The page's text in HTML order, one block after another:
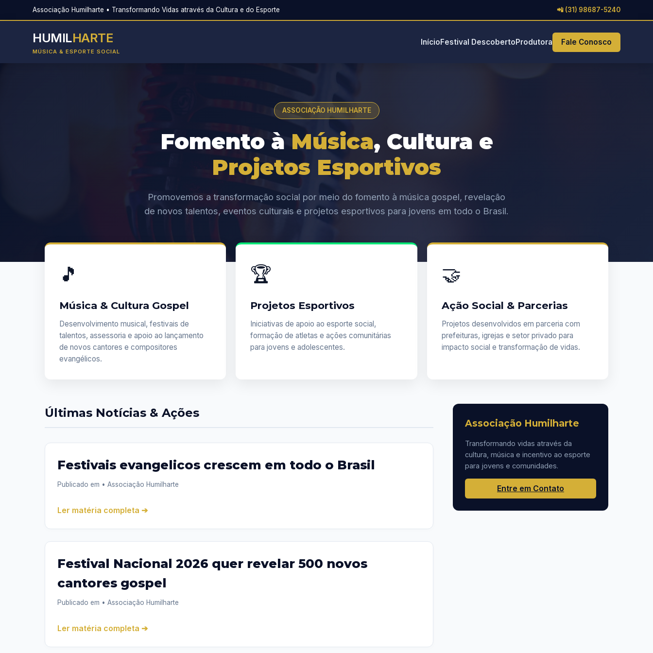
Associação Humilharte • Transformando Vidas através da Cultura e do Esporte 📲 (31) 98687-5240
HUMILHARTE
MÚSICA & ESPORTE SOCIAL
InícioFestival DescobertoProdutora Fale Conosco
ASSOCIAÇÃO HUMILHARTE
Fomento à Música, Cultura e
Projetos Esportivos
Promovemos a transformação social por meio do fomento à música gospel, revelação
de novos talentos, eventos culturais e projetos esportivos para jovens em todo o Brasil.
🎵
Música & Cultura Gospel
Desenvolvimento musical, festivais de
talentos, assessoria e apoio ao lançamento
de novos cantores e compositores
evangélicos.
🏆
Projetos Esportivos
Iniciativas de apoio ao esporte social,
formação de atletas e ações comunitárias
para jovens e adolescentes.
🤝
Ação Social & Parcerias
Projetos desenvolvidos em parceria com
prefeituras, igrejas e setor privado para
impacto social e transformação de vidas.
Últimas Notícias & Ações
Festivais evangelicos crescem em todo o Brasil
Publicado em • Associação Humilharte
Ler matéria completa ➔
Festival Nacional 2026 quer revelar 500 novos
cantores gospel
Publicado em • Associação Humilharte
Ler matéria completa ➔
Associação Humilharte
Transformando vidas através da
cultura, música e incentivo ao esporte
para jovens e comunidades.
Entre em Contato